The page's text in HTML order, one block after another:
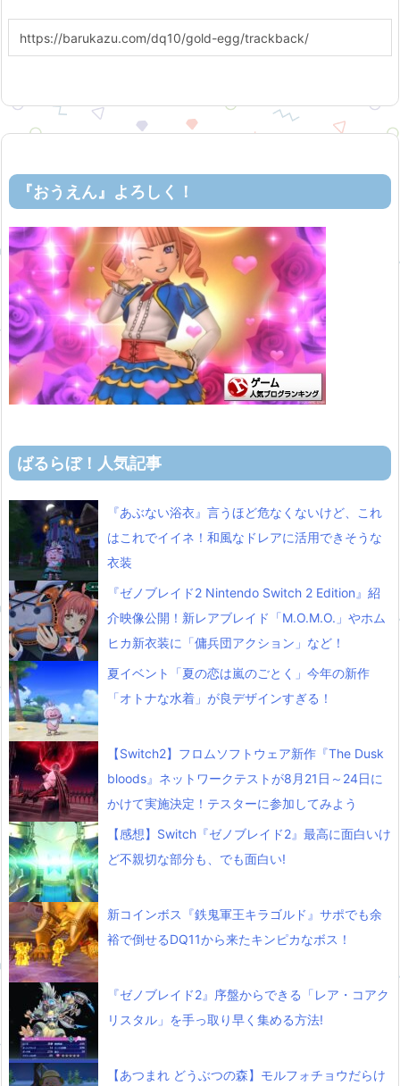
『おうえん』よろしく！
ばるらぼ！人気記事
『あぶない浴衣』言うほど危なくないけど、これ
はこれでイイネ！和風なドレアに活用できそうな
衣装
『ゼノブレイド2 Nintendo Switch 2 Edition』紹
介映像公開！新レアブレイド「M.O.M.O.」やホム
ヒカ新衣装に「傭兵団アクション」など！
夏イベント「夏の恋は嵐のごとく」今年の新作
「オトナな水着」が良デザインすぎる！
【Switch2】フロムソフトウェア新作『The Dusk
bloods』ネットワークテストが8月21日～24日に
かけて実施決定！テスターに参加してみよう
【感想】Switch『ゼノブレイド2』最高に面白いけ
ど不親切な部分も、でも面白い!
新コインボス『鉄鬼軍王キラゴルド』サポでも余
裕で倒せるDQ11から来たキンピカなボス！
『ゼノブレイド2』序盤からできる「レア・コアク
リスタル」を手っ取り早く集める方法!
【あつまれ どうぶつの森】モルフォチョウだらけ